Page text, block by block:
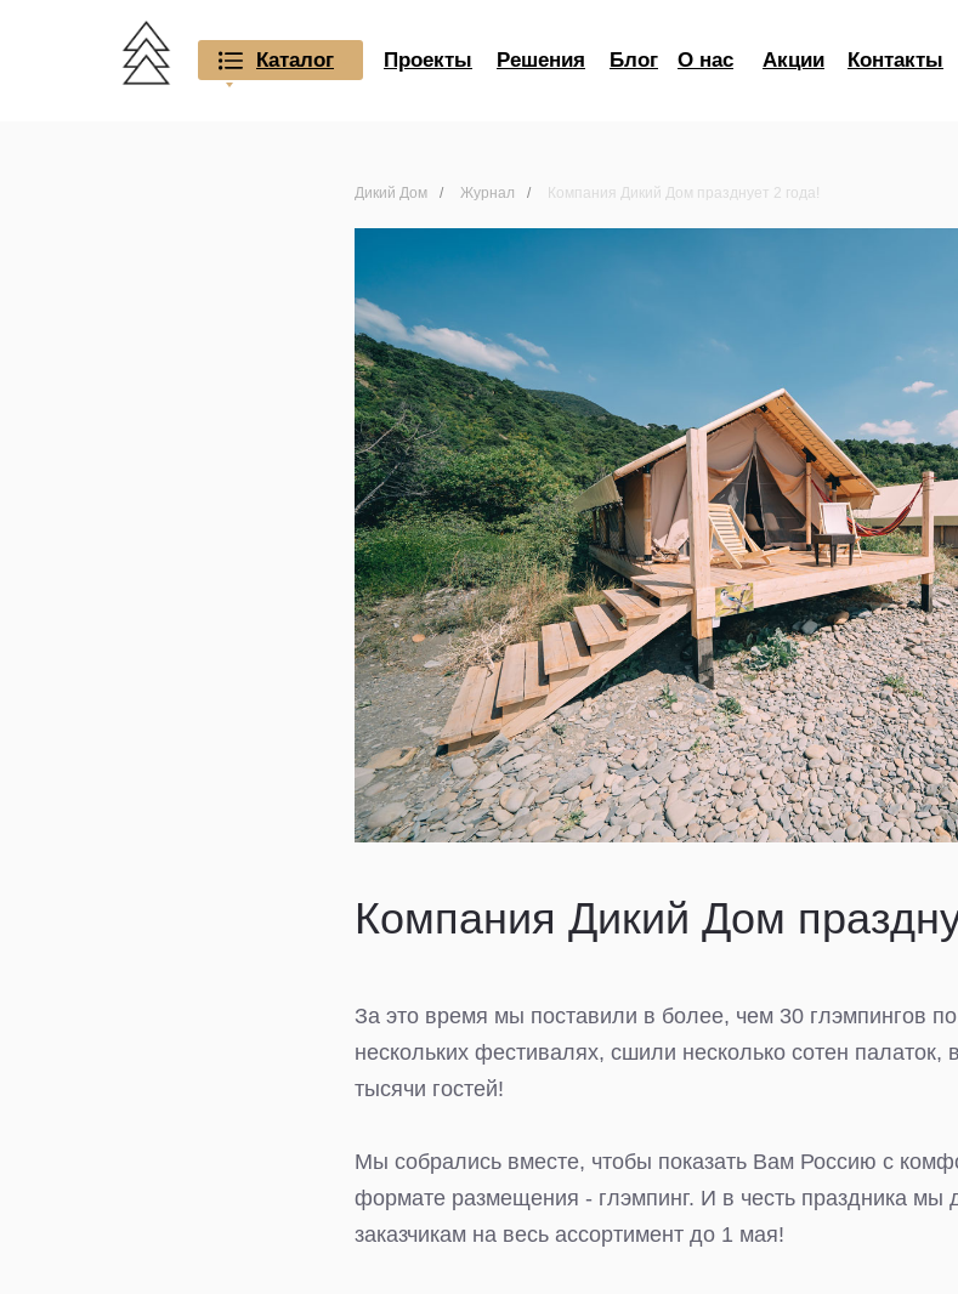
Проекты Блог О нас
Решения Контакты
Каталог Акции
Дикий Дом / Журнал / Компания Дикий Дом празднует 2 года!
Компания Дикий Дом
За это время мы поставили в более, чем 30 глэмпингов
нескольких фестивалях, сшили несколько сотен
тысячи гостей!
Мы собрались вместе, чтобы показать Вам Россию с
формате размещения - глэмпинг. И в честь праздника мы
заказчикам на весь ассортимент до 1 мая!